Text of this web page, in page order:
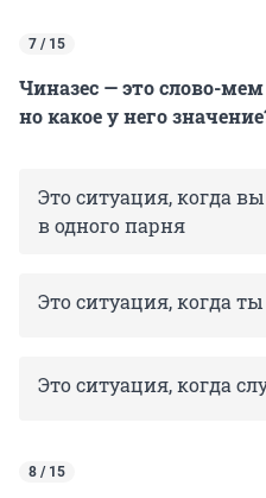
7 / 15
Чиназес — это слово-
но какое у него
Это ситуация, когда
в одного парня
Это ситуация, когда
Это ситуация, когда
8 / 15